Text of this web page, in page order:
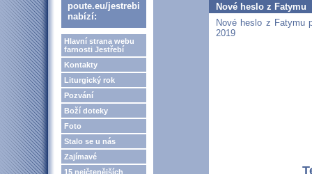
poute.eu/jestrebi
nabízí:
Hlavní strana webu
farnosti Jestřebí
Kontakty
Liturgický rok
Pozvání
Boží doteky
Foto
Stalo se u nás
Zajímavé
15 nejčtenějších
Nové heslo z Fatymu
Nové heslo z Fatymu
2019